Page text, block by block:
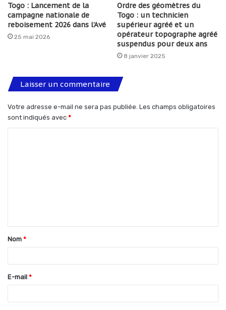
Togo : Lancement de la
campagne nationale de
reboisement 2026 dans l’Avé
25 mai 2026
Ordre des géomètres du
Togo : un technicien
supérieur agréé et un
opérateur topographe agréé
suspendus pour deux ans
8 janvier 2025
Laisser un commentaire
Votre adresse e-mail ne sera pas publiée. Les champs obligatoires
sont indiqués avec *
t
a
e
*
Nom *
E-mail *